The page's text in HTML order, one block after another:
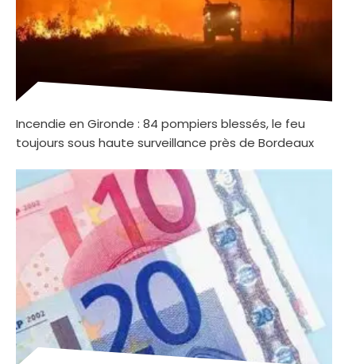
Incendie en Gironde : 84 pompiers blessés, le feu
toujours sous haute surveillance près de Bordeaux